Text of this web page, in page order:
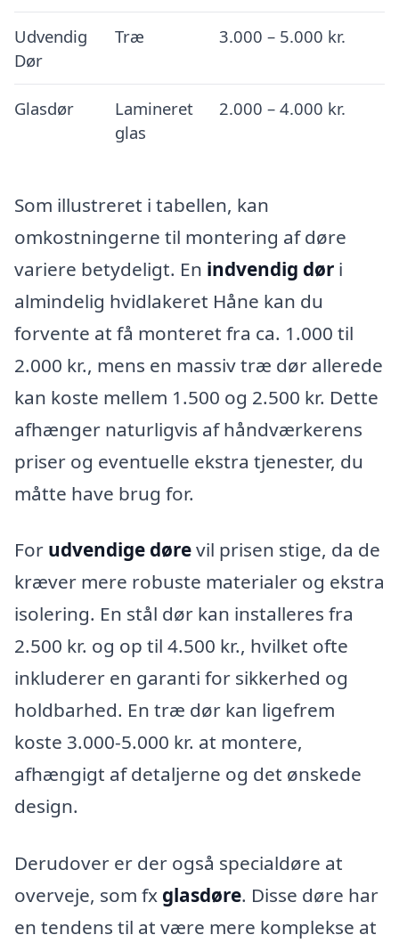
Udvendig
Dør
Træ 3.000 – 5.000 kr.
Glasdør
Lamineret
glas
2.000 – 4.000 kr.
Som illustreret i tabellen, kan
omkostningerne til montering af døre
variere betydeligt. En indvendig dør i
almindelig hvidlakeret Håne kan du
forvente at få monteret fra ca. 1.000 til
2.000 kr., mens en massiv træ dør allerede
kan koste mellem 1.500 og 2.500 kr. Dette
afhænger naturligvis af håndværkerens
priser og eventuelle ekstra tjenester, du
måtte have brug for.
For udvendige dørevil prisen stige, da de
kræver mere robuste materialer og ekstra
isolering. En stål dør kan installeres fra
2.500 kr. og op til 4.500 kr., hvilket ofte
inkluderer en garanti for sikkerhed og
holdbarhed. En træ dør kan ligefrem
koste 3.000-5.000 kr. at montere,
afhængigt af detaljerne og det ønskede
design.
Derudover er der også specialdøre at
overveje, som fx glasdøre. Disse døre har
en tendens til at være mere komplekse at